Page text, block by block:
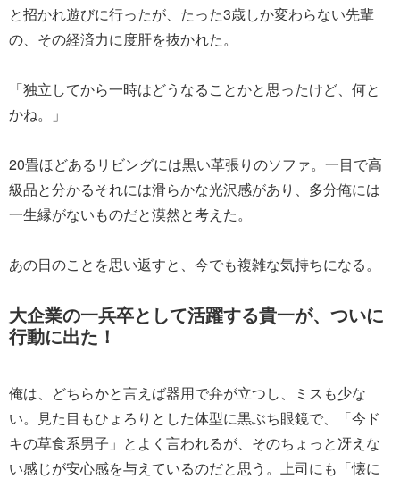
と招かれ遊びに行ったが、たった3歳しか変わらない先輩
の、その経済力に度肝を抜かれた。
「独立してから一時はどうなることかと思ったけど、何と
かね。」
20畳ほどあるリビングには黒い革張りのソファ。一目で高
級品と分かるそれには滑らかな光沢感があり、多分俺には
一生縁がないものだと漠然と考えた。
あの日のことを思い返すと、今でも複雑な気持ちになる。
大企業の一兵卒として活躍する貴一が、ついに
行動に出た！
俺は、どちらかと言えば器用で弁が立つし、ミスも少な
い。見た目もひょろりとした体型に黒ぶち眼鏡で、「今ド
キの草食系男子」とよく言われるが、そのちょっと冴えな
い感じが安心感を与えているのだと思う。上司にも「懐に